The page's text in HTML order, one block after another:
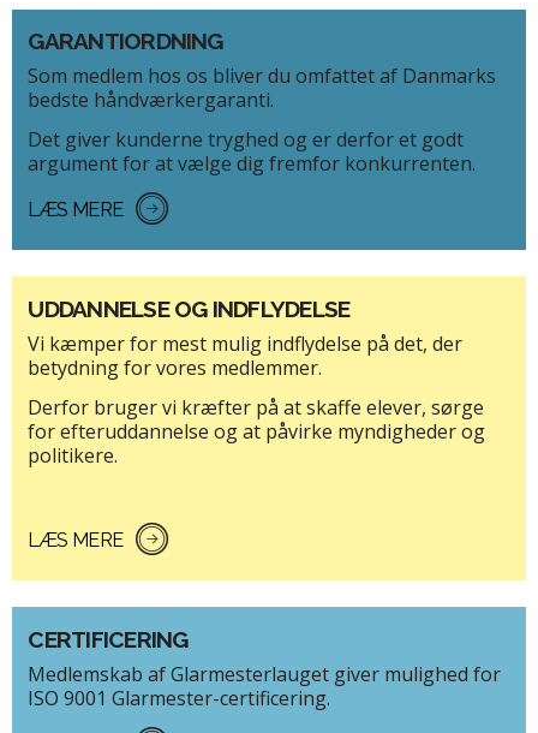
GARANTIORDNING
Som medlem hos os bliver du omfattet af Danmarks
bedste håndværkergaranti.
Det giver kunderne tryghed og er derfor et godt
argument for at vælge dig fremfor konkurrenten.
LÆS MERE
UDDANNELSE OG INDFLYDELSE
Vi kæmper for mest mulig indflydelse på det, der
betydning for vores medlemmer.
Derfor bruger vi kræfter på at skaffe elever, sørge
for efteruddannelse og at påvirke myndigheder og
politikere.
LÆS MERE
CERTIFICERING
Medlemskab af Glarmesterlauget giver mulighed for
ISO 9001 Glarmester-certificering.